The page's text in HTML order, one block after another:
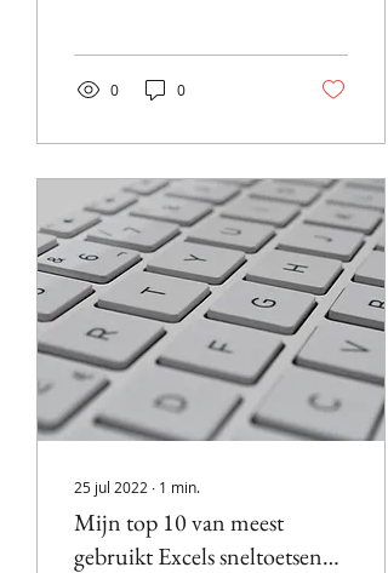
cellen. Dit kan of een
referentiepunt, ... snel in
gebruik je al VBA (virtual
0 0
25 jul 2022 ∙ 1 min.
Mijn top 10 van meest
gebruikt Excels sneltoetsen